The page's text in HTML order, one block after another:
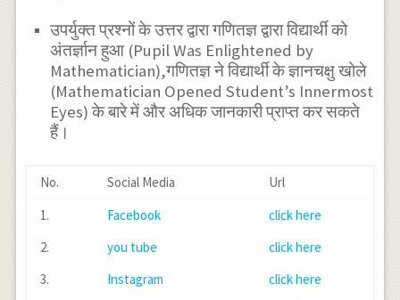
उपर्युक्त प्रश्नों के उत्तर द्वारा गणितज्ञ द्वारा विद्यार्थी को
अंतर्ज्ञान हुआ (Pupil Was Enlightened by
Mathematician),गणितज्ञ ने विद्यार्थी के ज्ञानचक्षु खोले
(Mathematician Opened Student’s Innermost
Eyes) के बारे में और अधिक जानकारी प्राप्त कर सकते
हैं।
No. Social Media
Url
1.
Facebook
click here
2.
you tube
click here
3.
Instagram
click here